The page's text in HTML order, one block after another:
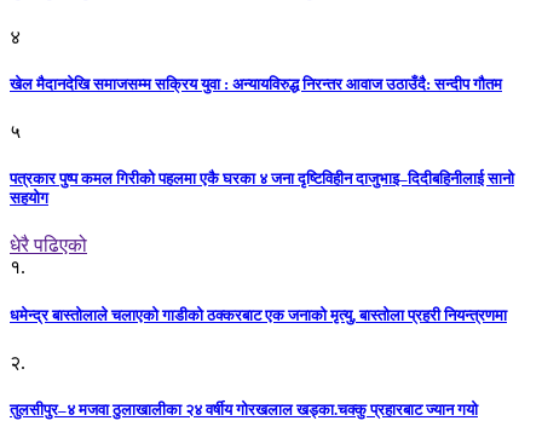
४
खेल मैदानदेखि समाजसम्म सक्रिय युवा : अन्यायविरुद्ध निरन्तर आवाज उठाउँदै: सन्दीप गौतम
५
पत्रकार पुष्प कमल गिरीको पहलमा एकै घरका ४ जना दृष्टिविहीन दाजुभाइ–दिदीबहिनीलाई सानो
सहयोग
धेरै पढिएको
१.
धमेन्द्र बास्तोलाले चलाएको गाडीको ठक्करबाट एक जनाको मृत्यु, बास्तोला प्रहरी नियन्त्रणमा
२.
तुलसीपुर–४ मजवा ठुलाखालीका २४ वर्षीय गोरखलाल खड्का.चक्कु प्रहारबाट ज्यान गयो